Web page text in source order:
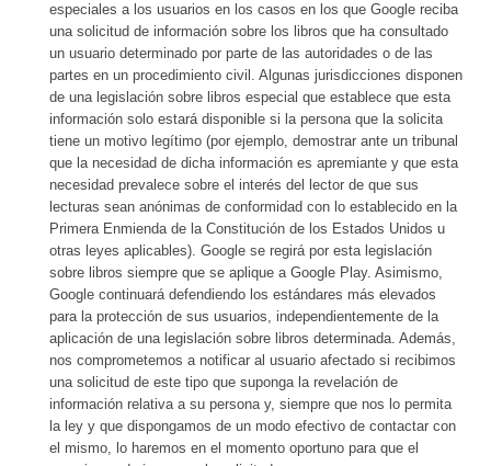
especiales a los usuarios en los casos en los que Google reciba
una solicitud de información sobre los libros que ha consultado
un usuario determinado por parte de las autoridades o de las
partes en un procedimiento civil. Algunas jurisdicciones disponen
de una legislación sobre libros especial que establece que esta
información solo estará disponible si la persona que la solicita
tiene un motivo legítimo (por ejemplo, demostrar ante un tribunal
que la necesidad de dicha información es apremiante y que esta
necesidad prevalece sobre el interés del lector de que sus
lecturas sean anónimas de conformidad con lo establecido en la
Primera Enmienda de la Constitución de los Estados Unidos u
otras leyes aplicables). Google se regirá por esta legislación
sobre libros siempre que se aplique a Google Play. Asimismo,
Google continuará defendiendo los estándares más elevados
para la protección de sus usuarios, independientemente de la
aplicación de una legislación sobre libros determinada. Además,
nos comprometemos a notificar al usuario afectado si recibimos
una solicitud de este tipo que suponga la revelación de
información relativa a su persona y, siempre que nos lo permita
la ley y que dispongamos de un modo efectivo de contactar con
el mismo, lo haremos en el momento oportuno para que el